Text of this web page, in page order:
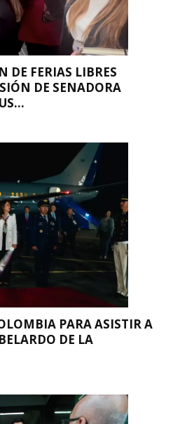
DE FERIAS LIBRES
DE SENADORA
PARA ASISTIR A
DE LA